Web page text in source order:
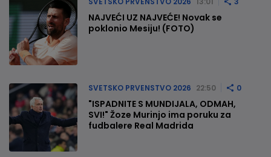
NAJVEĆI UZ NAJVEĆE! Novak se
poklonio Mesiju! (FOTO)
SVETSKO PRVENSTVO 2026 22:50 0
"ISPADNITE S MUNDIJALA, ODMAH,
SVI!" Žoze Murinjo ima poruku za
fudbalere Real Madrida